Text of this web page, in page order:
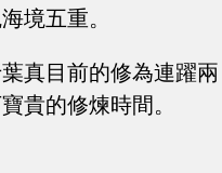
境五重。
真目前的修為連躍兩
貴的修煉時間。